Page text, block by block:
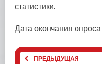
статистики.
Дата окончания опроса
ПРЕДЫДУЩАЯ